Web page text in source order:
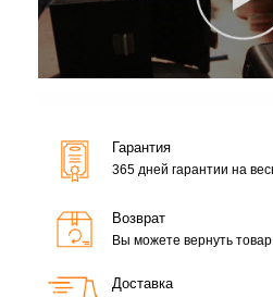
Гарантия
365 дней гарантии на
Возврат
Вы можете вернуть
Доставка